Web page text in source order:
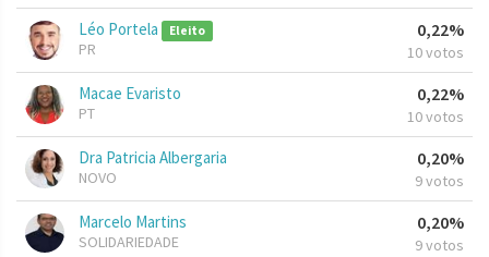
Léo Portela Eleito
PR
0,22%
10 votos
Macae Evaristo
PT
0,22%
10 votos
Dra Patricia Albergaria
NOVO
0,20%
9 votos
Marcelo Martins
SOLIDARIEDADE
0,20%
9 votos